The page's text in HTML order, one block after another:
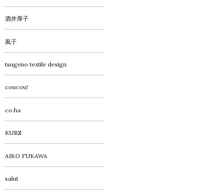
酒井厚子
風子
tsugeno textile design
coucou!
co.ha
KURZ
AIKO FUKAWA
salut